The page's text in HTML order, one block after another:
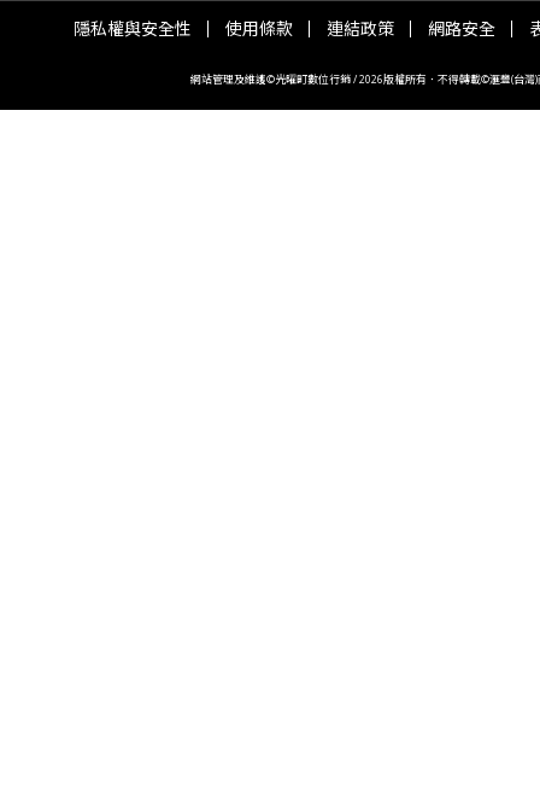
隱私權與安全性 使用條款 連結政策 網路安全
網站管理及維護©光曜町數位行銷 / 2026版權所有．不得轉載©滙豐(台灣